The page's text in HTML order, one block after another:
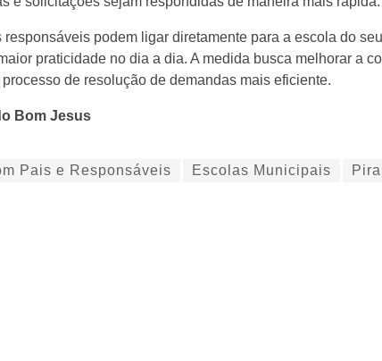
responsáveis podem ligar diretamente para a escola do
praticidade no dia a dia. A medida busca melhorar a
de resolução de demandas mais eficiente.
Bom Jesus
Pais e Responsáveis Escolas Municipais